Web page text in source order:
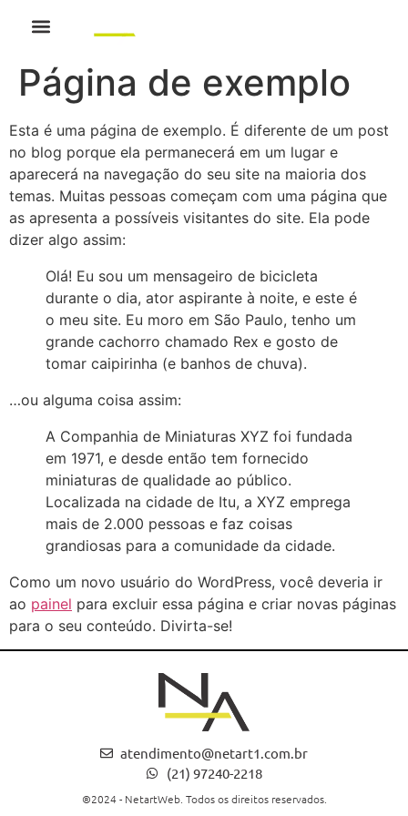
Página de exemplo
Esta é uma página de exemplo. É diferente de um post
no blog porque ela permanecerá em um lugar e
aparecerá na navegação do seu site na maioria dos
temas. Muitas pessoas começam com uma página que
as apresenta a possíveis visitantes do site. Ela pode
dizer algo assim:
Olá! Eu sou um mensageiro de bicicleta
durante o dia, ator aspirante à noite, e este é
o meu site. Eu moro em São Paulo, tenho um
grande cachorro chamado Rex e gosto de
tomar caipirinha (e banhos de chuva).
…ou alguma coisa assim:
A Companhia de Miniaturas XYZ foi fundada
em 1971, e desde então tem fornecido
miniaturas de qualidade ao público.
Localizada na cidade de Itu, a XYZ emprega
mais de 2.000 pessoas e faz coisas
grandiosas para a comunidade da cidade.
Como um novo usuário do WordPress, você deveria ir
ao painel para excluir essa página e criar novas páginas
para o seu conteúdo. Divirta-se!
atendimento@netart1.com.br
(21) 97240-2218
®2024 - NetartWeb. Todos os direitos reservados.